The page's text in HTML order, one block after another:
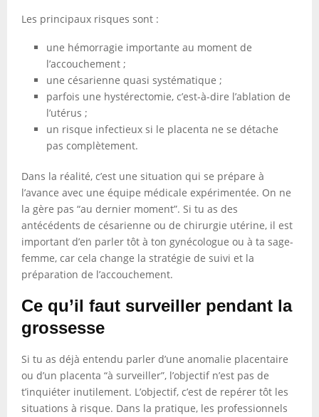
Les principaux risques sont :
une hémorragie importante au moment de
l’accouchement ;
une césarienne quasi systématique ;
parfois une hystérectomie, c’est-à-dire l’ablation de
l’utérus ;
un risque infectieux si le placenta ne se détache
pas complètement.
Dans la réalité, c’est une situation qui se prépare à
l’avance avec une équipe médicale expérimentée. On ne
la gère pas “au dernier moment”. Si tu as des
antécédents de césarienne ou de chirurgie utérine, il est
important d’en parler tôt à ton gynécologue ou à ta sage-
femme, car cela change la stratégie de suivi et la
préparation de l’accouchement.
Ce qu’il faut surveiller pendant la
grossesse
Si tu as déjà entendu parler d’une anomalie placentaire
ou d’un placenta “à surveiller”, l’objectif n’est pas de
t’inquiéter inutilement. L’objectif, c’est de repérer tôt les
situations à risque. Dans la pratique, les professionnels